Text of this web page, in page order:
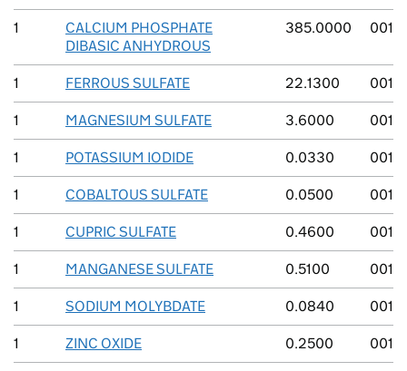
1
CALCIUM PHOSPHATE
DIBASIC ANHYDROUS
385.0000 001
1 FERROUS SULFATE 22.1300 001
1 MAGNESIUM SULFATE 3.6000 001
1 POTASSIUM IODIDE 0.0330 001
1 COBALTOUS SULFATE 0.0500 001
1 CUPRIC SULFATE 0.4600 001
1 MANGANESE SULFATE 0.5100 001
1 SODIUM MOLYBDATE 0.0840 001
1 ZINC OXIDE 0.2500 001